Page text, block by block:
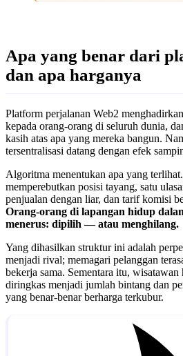
Apa yang benar dari
dan apa harganya
Platform perjalanan Web2
kepada orang-orang di seluruh dunia,
kasih atas apa yang mereka bangun.
tersentralisasi datang dengan efek
Algoritma menentukan apa yang
memperebutkan posisi tayang, satu
penjualan dengan liar, dan tarif komisi
Orang-orang di lapangan hidup
menerus: dipilih — atau menghilang.
Yang dihasilkan struktur ini adalah
menjadi rival; memagari pelanggan
bekerja sama. Sementara itu,
diringkas menjadi jumlah bintang dan
yang benar-benar berharga terkubur.